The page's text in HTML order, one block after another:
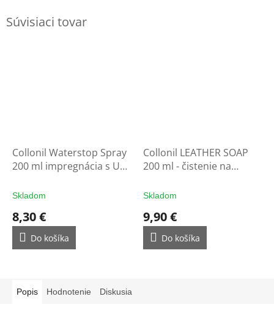
Súvisiaci tovar
Collonil Waterstop Spray
200 ml impregnácia s UV
rukavice
Skladom
8,30 €
Do košíka
Collonil LEATHER SOAP
200 ml - čistenie na
Skladom
9,90 €
Do košíka
Popis Hodnotenie Diskusia